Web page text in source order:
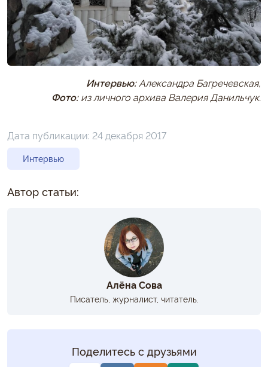
Интервью:Александра Багречевская,
Фото:из личного архива Валерия Данильчук.
Дата публикации: 24 декабря 2017
Интервью
Автор статьи:
Алёна Сова
Писатель, журналист, читатель.
Поделитесь с друзьями